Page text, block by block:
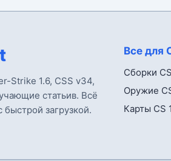
Strike 1.6, CSS v34,
статьив. Всё
быстрой загрузкой.
Все для
Сборки
Оружие
Карты CS